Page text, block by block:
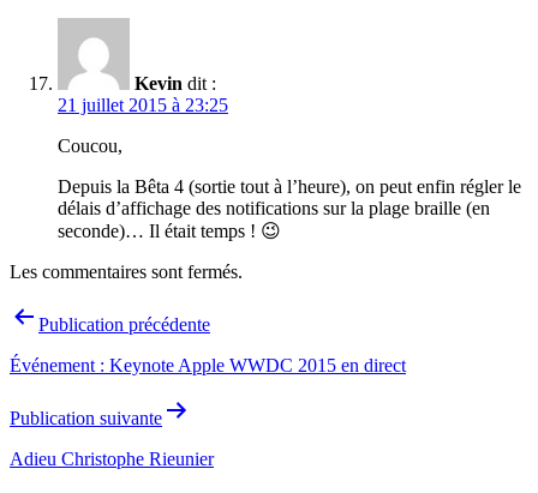
Kevin dit :
21 juillet 2015 à 23:25
Coucou,
Depuis la Bêta 4 (sortie tout à l’heure), on peut enfin régler le
délais d’affichage des notifications sur la plage braille (en
seconde)… Il était temps ! 😉
Les commentaires sont fermés.
Navigation
de
l’article
Publication précédente
Événement : Keynote Apple WWDC 2015 en direct
Publication suivante
Adieu Christophe Rieunier